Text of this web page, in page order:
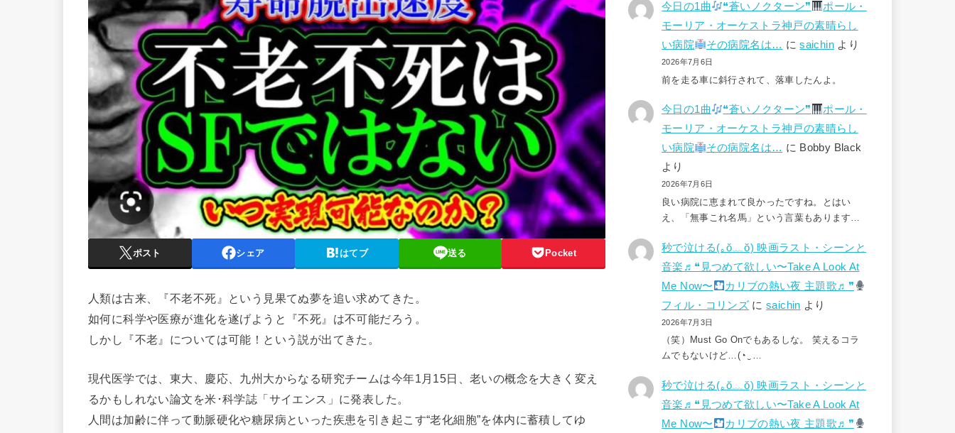
ポスト シェア はてブ 送る Pocket
人類は古来、『不老不死』という見果てぬ夢を追い求めてきた。
如何に科学や医療が進化を遂げようと『不死』は不可能だろう。
しかし『不老』については可能！という説が出てきた。
現代医学では、東大、慶応、九州大からなる研究チームは今年1月15日、老いの概念を大きく変え
るかもしれない論文を米･科学誌「サイエンス」に発表した。
人間は加齢に伴って動脈硬化や糖尿病といった疾患を引き起こす“老化細胞”を体内に蓄積してゆ
今日の1曲 ❝蒼いノクターン❞
ポール・
モーリア・オーケストラ神戸の素晴らし
い病院
その病院名は… にsaichinより
2026年7月6日
前を走る車に斜行されて、落車したんよ。
今日の1曲 ❝蒼いノクターン❞
ポール・
モーリア・オーケストラ神戸の素晴らし
い病院
その病院名は… に Bobby Black
より
2026年7月6日
良い病院に恵まれて良かったですね。とはい
え、「無事これ名馬」という言葉もあります…
秒で泣ける(⁠｡⁠ŏ⁠﹏⁠ŏ⁠) 映画ラスト・シーンと
音楽♬❝見つめて欲しい〜Take A Look At
Me Now〜
カリブの熱い夜 主題歌♬❞
フィル・コリンズ にsaichin より
2026年7月3日
（笑）Must Go Onでもあるしな。 笑えるコラ
ムでもないけど…(⁠◔⁠‿⁠…
秒で泣ける(⁠｡⁠ŏ⁠﹏⁠ŏ⁠) 映画ラスト・シーンと
音楽♬❝見つめて欲しい〜Take A Look At
Me Now〜
カリブの熱い夜 主題歌♬❞